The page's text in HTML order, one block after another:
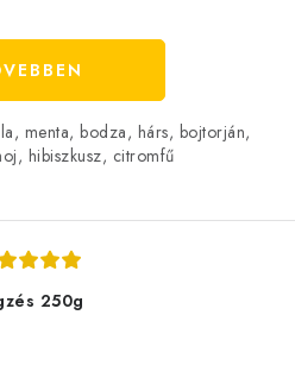
menta, bodza, hárs, bojtorján,
hibiszkusz, citromfű
250g